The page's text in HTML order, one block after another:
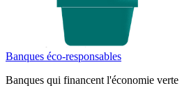
Banques éco-responsables
Banques qui financent l'économie verte